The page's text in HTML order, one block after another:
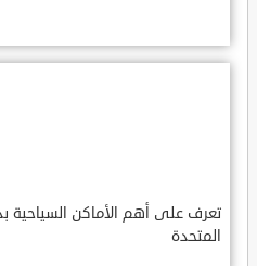
تعرف على أهم الأماكن السياحية
المتحدة